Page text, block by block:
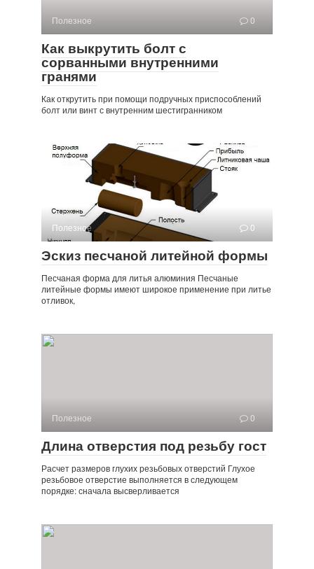
Полезное 0
Как выкрутить болт с
сорванными внутренними
гранями
Как открутить при помощи подручных приспособлений
болт или винт с внутренним шестигранником
Полезное 0
Эскиз песчаной литейной формы
Песчаная форма для литья алюминия Песчаные
литейные формы имеют широкое применение при литье
отливок,
Полезное 0
Длина отверстия под резьбу гост
Расчет размеров глухих резьбовых отверстий Глухое
резьбовое отверстие выполняется в следующем
порядке: сначала высверливается